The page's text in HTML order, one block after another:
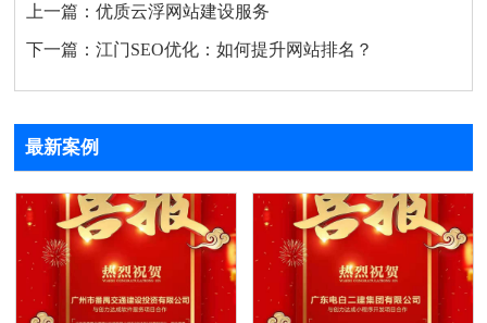
上一篇：优质云浮网站建设服务
下一篇：江门SEO优化：如何提升网站排名？
最新案例